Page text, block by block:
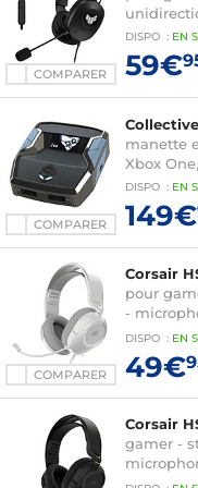
COMPARER
DISPO : EN
59€
COMPARER
manette
Xbox
DISPO : EN
149€
COMPARER
Corsair
pour
-
tissu
DISPO : EN
49€
Corsair
gamer -
tissu